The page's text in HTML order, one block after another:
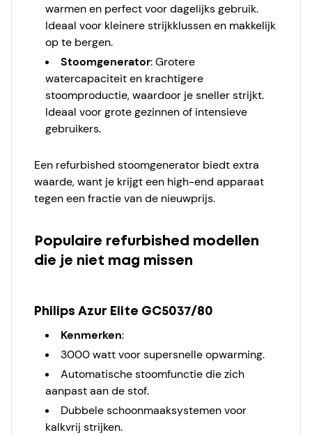
warmen en perfect voor dagelijks gebruik.
Ideaal voor kleinere strijkklussen en makkelijk
op te bergen.
Stoomgenerator: Grotere
watercapaciteit en krachtigere
stoomproductie, waardoor je sneller strijkt.
Ideaal voor grote gezinnen of intensieve
gebruikers.
Een refurbished stoomgenerator biedt extra
waarde, want je krijgt een high-end apparaat
tegen een fractie van de nieuwprijs.
Populaire refurbished modellen
die je niet mag missen
Philips Azur Elite GC5037/80
Kenmerken:
3000 watt voor supersnelle opwarming.
Automatische stoomfunctie die zich
aanpast aan de stof.
Dubbele schoonmaaksystemen voor
kalkvrij strijken.